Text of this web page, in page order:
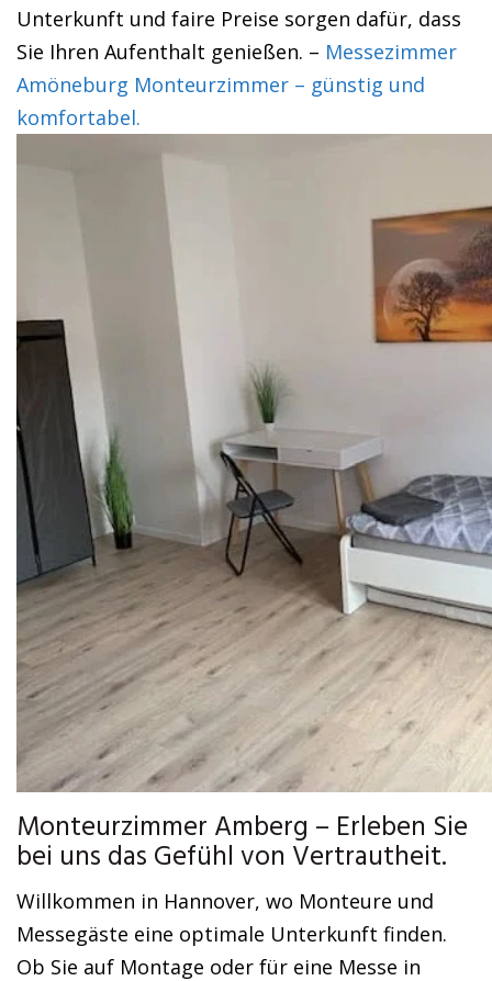
Unterkunft und faire Preise sorgen dafür, dass
Sie Ihren Aufenthalt genießen. – Messezimmer
Amöneburg Monteurzimmer – günstig und
komfortabel.
Monteurzimmer Amberg – Erleben Sie
bei uns das Gefühl von Vertrautheit.
Willkommen in Hannover, wo Monteure und
Messegäste eine optimale Unterkunft finden.
Ob Sie auf Montage oder für eine Messe in